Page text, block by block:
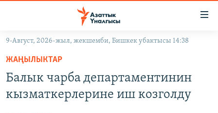
Навигацияга
өтүңүз
Издөөгө
салыңыз
9-Август, 2026-жыл, жекшемби, Бишкек убактысы 14:38
ЖАҢЫЛЫКТАР
Балык чарба департаментинин
кызматкерлерине иш козголду